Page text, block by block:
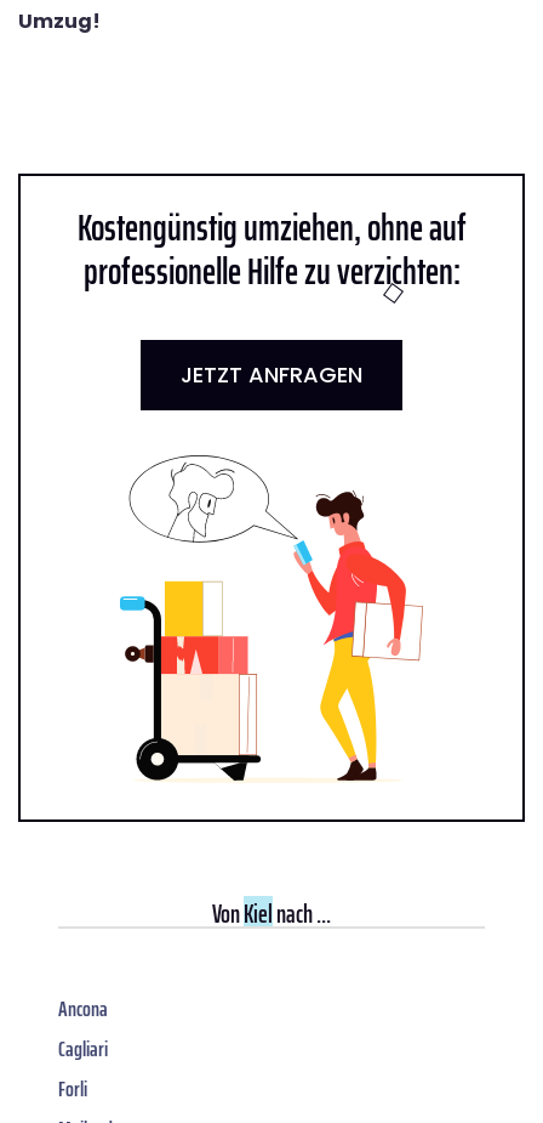
Umzug!
Kostengünstig umziehen, ohne auf
professionelle Hilfe zu verzichten:
JETZT ANFRAGEN
VonKielnach ...
Ancona
Cagliari
Forli